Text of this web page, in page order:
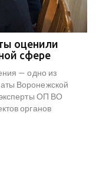
оценили
сфере
— одно из
Воронежской
ОП ВО
органов